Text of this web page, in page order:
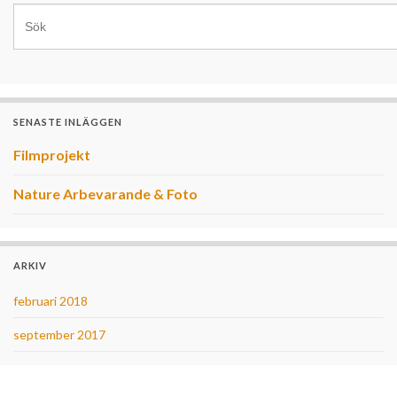
SENASTE INLÄGGEN
Filmprojekt
Nature Arbevarande & Foto
ARKIV
februari 2018
september 2017